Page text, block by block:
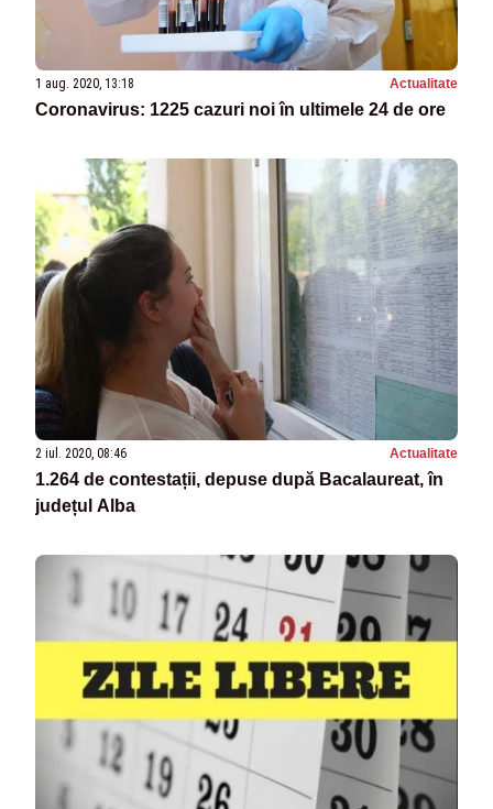
1 aug. 2020, 13:18 Actualitate
Coronavirus: 1225 cazuri noi în ultimele 24 de ore
2 iul. 2020, 08:46 Actualitate
1.264 de contestații, depuse după Bacalaureat, în
județul Alba